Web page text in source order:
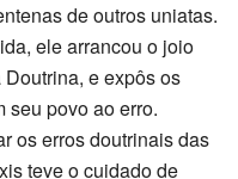
de outros uniatas.
ele arrancou o joio
e expôs os
seu povo ao erro.
os erros doutrinais das
teve o cuidado de